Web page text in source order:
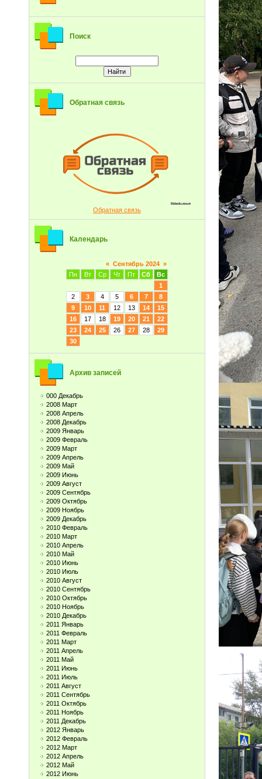
Поиск
Обратная связь
Обратная связь
Календарь
« Сентябрь 2024 »
Пн
Вт Ср Чт Пт Сб
Вс
1
2
3 4 5 6 7
8
9
10 11 12 13 14
15
16
17 18 19 20 21
22
23
24 25 26 27 28
29
30
Архив записей
000 Декабрь
2008 Март
2008 Апрель
2008 Декабрь
2009 Январь
2009 Февраль
2009 Март
2009 Апрель
2009 Май
2009 Июнь
2009 Август
2009 Сентябрь
2009 Октябрь
2009 Ноябрь
2009 Декабрь
2010 Февраль
2010 Март
2010 Апрель
2010 Май
2010 Июнь
2010 Июль
2010 Август
2010 Сентябрь
2010 Октябрь
2010 Ноябрь
2010 Декабрь
2011 Январь
2011 Февраль
2011 Март
2011 Апрель
2011 Май
2011 Июнь
2011 Июль
2011 Август
2011 Сентябрь
2011 Октябрь
2011 Ноябрь
2011 Декабрь
2012 Январь
2012 Февраль
2012 Март
2012 Апрель
2012 Май
2012 Июнь